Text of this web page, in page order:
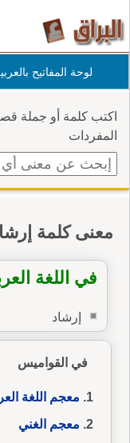
لوحة المفاتيح
اكتب كلمة أو جملة
المفردات
معنى كلمة
في اللغة
إرشاد
في القواميس
معجم اللغة
معجم الغني